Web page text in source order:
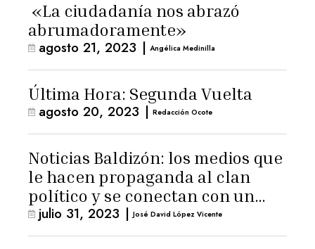
«La ciudadanía nos abrazó
abrumadoramente»
agosto 21, 2023 | Angélica Medinilla
Última Hora: Segunda Vuelta
agosto 20, 2023 | Redacción Ocote
Noticias Baldizón: los medios que
le hacen propaganda al clan
político y se conectan con un
hombre de confianza de
Giammattei
julio 31, 2023 | José David López Vicente